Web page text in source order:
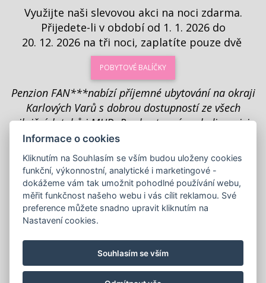
Využijte naši slevovou akci na noci zdarma.
Přijedete-li v období od 1. 1. 2026 do
20. 12. 2026 na tři noci, zaplatíte pouze dvě
POBYTOVÉ BALÍČKY
Penzion FAN***nabízí příjemné ubytování na okraji
Karlových Varů s dobrou dostupností ze všech
silničních tahů i MHD. Pro hosty máme k dispozici
uzavřené parkoviště, salonek, WIFI zdarma a další
výhody.
Informace o cookies
Kliknutím na Souhlasím se vším budou uloženy cookies
funkční, výkonnostní, analytické i marketingové -
dokážeme vám tak umožnit pohodlné používání webu,
měřit funkčnost našeho webu i vás cílit reklamou. Své
preference můžete snadno upravit kliknutím na
Nastavení cookies.
Souhlasím se vším